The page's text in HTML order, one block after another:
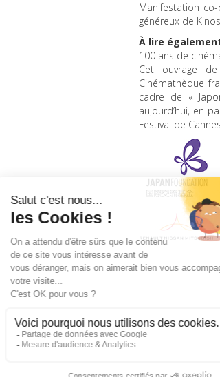
Manifestation
généreux de
À lire
100 ans de
Cet ouvrage
Cinémathèque
cadre de «
aujourd’hui, en
Festival de